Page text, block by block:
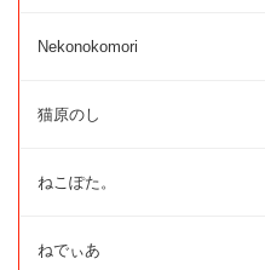
Nekonokomori
猫原のし
ねこぽた。
ねでぃあ